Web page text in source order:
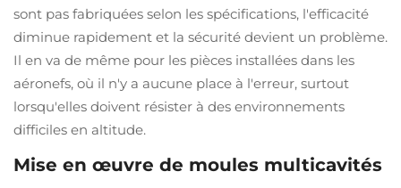
sont pas fabriquées selon les spécifications, l'efficacité
diminue rapidement et la sécurité devient un problème.
Il en va de même pour les pièces installées dans les
aéronefs, où il n'y a aucune place à l'erreur, surtout
lorsqu'elles doivent résister à des environnements
difficiles en altitude.
Mise en œuvre de moules multicavités